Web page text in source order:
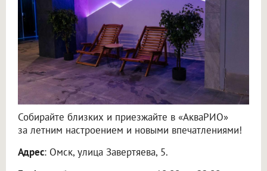
Собирайте близких и приезжайте в «АкваРИО»
за летним настроением и новыми впечатлениями!
Адрес: Омск, улица Завертяева, 5.